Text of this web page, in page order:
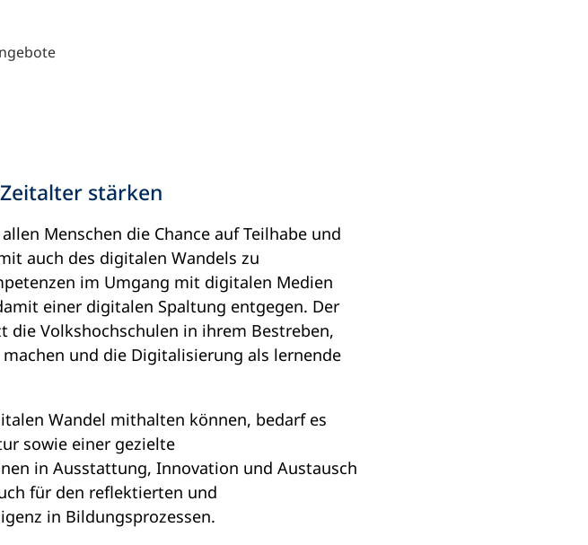
stärken
Menschen die Chance auf Teilhabe und
auch des digitalen Wandels zu
im Umgang mit digitalen Medien
einer digitalen Spaltung entgegen. Der
die Volkshochschulen in ihrem Bestreben,
und die Digitalisierung als lernende
Wandel mithalten können, bedarf es
sowie einer gezielte
in Ausstattung, Innovation und Austausch
für den reflektierten und
in Bildungsprozessen.